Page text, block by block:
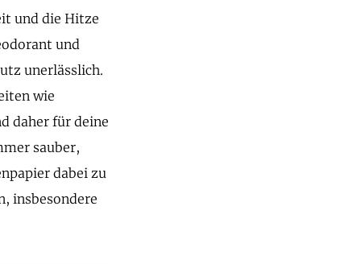
und die Hitze
und
unerlässlich.
wie
daher für deine
sauber,
dabei zu
insbesondere